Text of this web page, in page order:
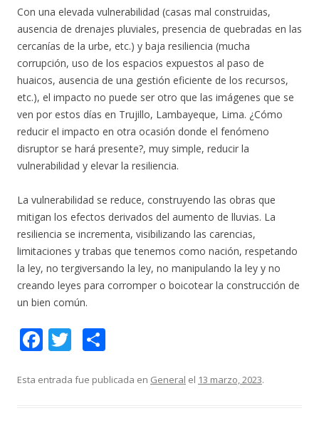
Con una elevada vulnerabilidad (casas mal construidas,
ausencia de drenajes pluviales, presencia de quebradas en las
cercanías de la urbe, etc.) y baja resiliencia (mucha
corrupción, uso de los espacios expuestos al paso de
huaicos, ausencia de una gestión eficiente de los recursos,
etc.), el impacto no puede ser otro que las imágenes que se
ven por estos días en Trujillo, Lambayeque, Lima. ¿Cómo
reducir el impacto en otra ocasión donde el fenómeno
disruptor se hará presente?, muy simple, reducir la
vulnerabilidad y elevar la resiliencia.
La vulnerabilidad se reduce, construyendo las obras que
mitigan los efectos derivados del aumento de lluvias. La
resiliencia se incrementa, visibilizando las carencias,
limitaciones y trabas que tenemos como nación, respetando
la ley, no tergiversando la ley, no manipulando la ley y no
creando leyes para corromper o boicotear la construcción de
un bien común.
F
e
T
itt m
Esta entrada fue publicada en General el 13 marzo, 2023.